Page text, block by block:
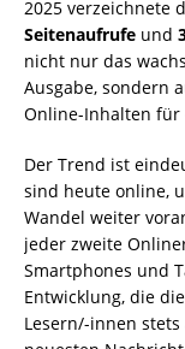
2025 verzeichnete
Seitenaufrufe und
nicht nur das
Ausgabe, sondern
Online-Inhalten für
Der Trend ist
sind heute online,
Wandel weiter
jeder zweite
Smartphones und
Entwicklung, die
Lesern/-innen